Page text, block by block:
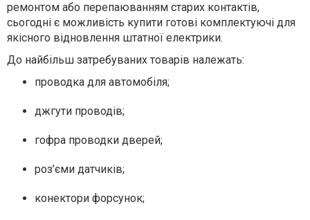
ремонтом або перепаюванням старих контактів,
сьогодні є можливість купити готові комплектуючі для
якісного відновлення штатної електрики.
До найбільш затребуваних товарів належать:
проводка для автомобіля;
джгути проводів;
гофра проводки дверей;
роз’єми датчиків;
конектори форсунок;